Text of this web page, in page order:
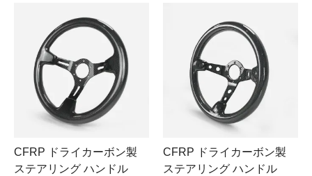
CFRP ドライカーボン製
ステアリング ハンドル
CFRP ドライカーボン製
ステアリング ハンドル